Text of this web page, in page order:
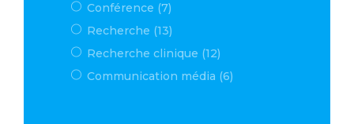
Conférence (7)
Recherche (13)
Recherche clinique (12)
Communication média (6)